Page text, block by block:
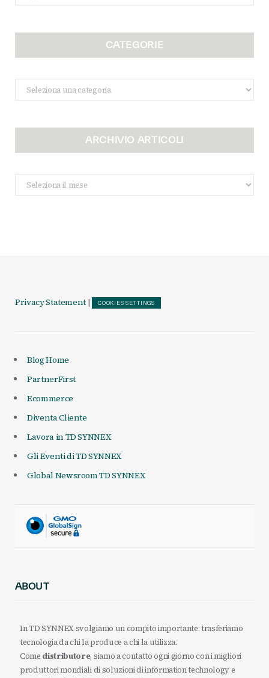
for:
CATEGORIE
Categorie
ARCHIVIO ARTICOLI
Archivio
Articoli
Privacy Statement | COOKIES SETTINGS
Blog Home
PartnerFirst
Ecommerce
Diventa Cliente
Lavora in TD SYNNEX
Gli Eventi di TD SYNNEX
Global Newsroom TD SYNNEX
ABOUT
In TD SYNNEX svolgiamo un compito importante: trasferiamo
tecnologia da chi la produce a chi la utilizza.
Come distributore, siamo a contatto ogni giorno con i migliori
produttori mondiali di soluzioni di information technology e